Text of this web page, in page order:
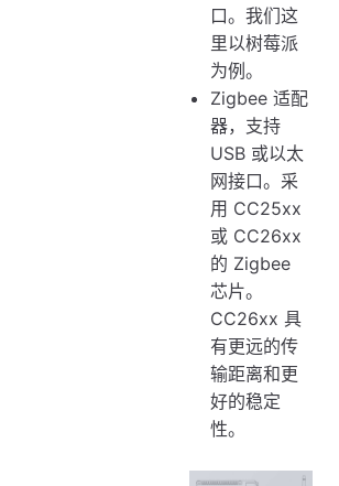
口。我们这
里以树莓派
为例。
Zigbee 适配
器，支持
USB 或以太
网接口。采
用 CC25xx
或 CC26xx
的 Zigbee
芯片。
CC26xx 具
有更远的传
输距离和更
好的稳定
性。